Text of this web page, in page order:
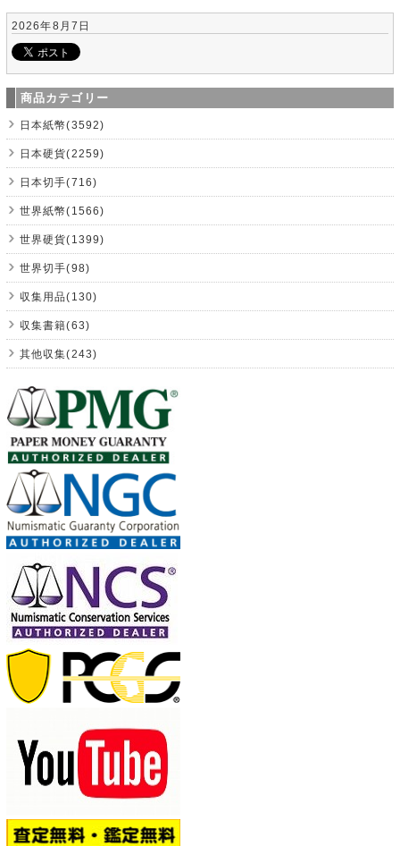
2026年8月7日
商品カテゴリー
日本紙幣(3592)
日本硬貨(2259)
日本切手(716)
世界紙幣(1566)
世界硬貨(1399)
世界切手(98)
収集用品(130)
収集書籍(63)
其他収集(243)